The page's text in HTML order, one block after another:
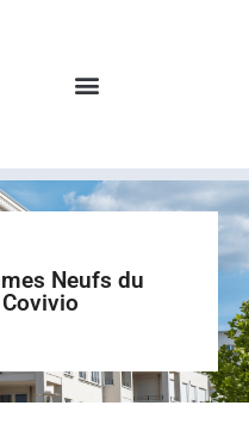
Neufs du